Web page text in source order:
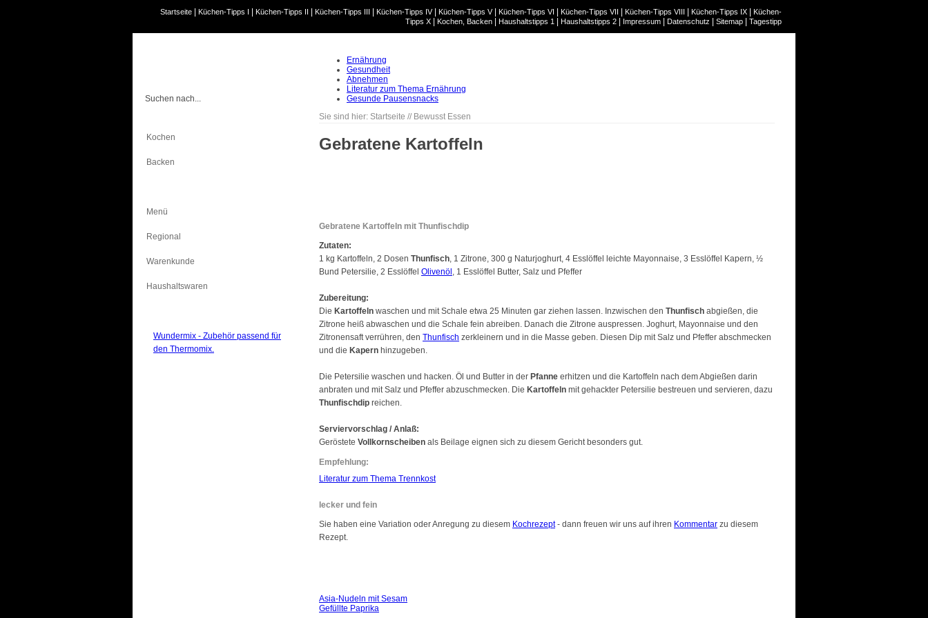
Startseite Küchen-Tipps I Küchen-Tipps II Küchen-Tipps III Küchen-Tipps IV| Küchen-Tipps V| Küchen-Tipps VI Küchen-Tipps VII Küchen-Tipps VIII Küchen-Tipps IX
Küchen-
Tipps X
Kochen, Backen Haushaltstipps 1 Haushaltstipps 2 Impressum Datenschutz Sitemap Tagestipp
Kochen
Backen
Menü
Regional
Warenkunde
Haushaltswaren
Wundermix - Zubehör passend für
den Thermomix.
Ernährung
Gesundheit
Abnehmen
Literatur zum Thema Ernährung
Gesunde Pausensnacks
Sie sind hier: Startseite // Bewusst Essen
Gebratene Kartoffeln
Gebratene Kartoffeln mit Thunfischdip
Zutaten:
1 kg Kartoffeln, 2 Dosen Thunfisch, 1 Zitrone, 300 g Naturjoghurt, 4 Esslöffel leichte Mayonnaise, 3 Esslöffel Kapern, ½
Bund Petersilie, 2 Esslöffel Olivenöl , 1 Esslöffel Butter, Salz und Pfeffer
Zubereitung:
Die Kartoffeln waschen und mit Schale etwa 25 Minuten gar ziehen lassen. Inzwischen den Thunfisch abgießen, die
Zitrone heiß abwaschen und die Schale fein abreiben. Danach die Zitrone auspressen. Joghurt, Mayonnaise und den
Zitronensaft verrühren, den Thunfisch zerkleinern und in die Masse geben. Diesen Dip mit Salz und Pfeffer abschmecken
und die Kapern hinzugeben.
Die Petersilie waschen und hacken. Öl und Butter in der Pfanne erhitzen und die Kartoffeln nach dem Abgießen darin
anbraten und mit Salz und Pfeffer abzuschmecken. Die Kartoffeln mit gehackter Petersilie bestreuen und servieren, dazu
Thunfischdip reichen.
Serviervorschlag / Anlaß:
Geröstete Vollkornscheiben als Beilage eignen sich zu diesem Gericht besonders gut.
Empfehlung:
Literatur zum Thema Trennkost
lecker und fein
Sie haben eine Variation oder Anregung zu diesem Kochrezept- dann freuen wir uns auf ihren Kommentar zu diesem
Rezept.
Asia-Nudeln mit Sesam
Gefüllte Paprika